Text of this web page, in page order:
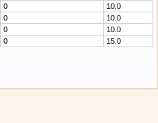
0
10.0
0
10.0
0
10.0
0 15.0